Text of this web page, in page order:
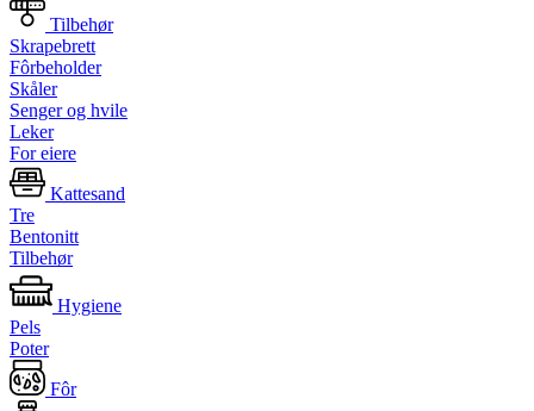
Tilbehør
Skrapebrett
Fôrbeholder
Skåler
Senger og hvile
Leker
For eiere
Kattesand
Tre
Bentonitt
Tilbehør
Hygiene
Pels
Poter
Fôr